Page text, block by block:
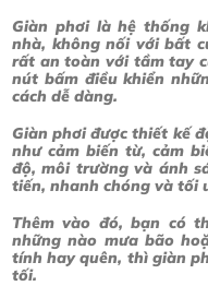
Giàn phơi là hệ thống
nhà, không nối với bất
rất an toàn với tầm tay
nút bấm điều khiển
cách dễ dàng.
Giàn phơi được thiết kế
như cảm biến từ, cảm
độ, môi trường và ánh
tiến, nhanh chóng và tối
Thêm vào đó, bạn có
những nào mưa bão
tính hay quên, thì giàn
tối.